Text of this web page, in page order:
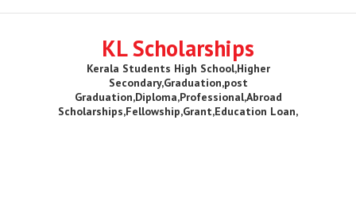
KL Scholarships
Kerala Students High School,Higher
Secondary,Graduation,post
Graduation,Diploma,Professional,Abroad
Scholarships,Fellowship,Grant,Education Loan,